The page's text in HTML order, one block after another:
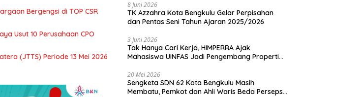
Bergengsi di TOP CSR
Usut 10 Perusahaan CPO
(JTTS) Periode 13 Mei 2026
8 Juni 2026
TK Azzahra Kota Bengkulu Gelar Perpisahan
dan Pentas Seni Tahun Ajaran 2025/2026
3 Juni 2026
Tak Hanya Cari Kerja, HIMPERRA Ajak
Mahasiswa UINFAS Jadi Pengembang Properti
20 Mei 2026
Sengketa SDN 62 Kota Bengkulu Masih
Membatu, Pemkot dan Ahli Waris Beda Persepsi